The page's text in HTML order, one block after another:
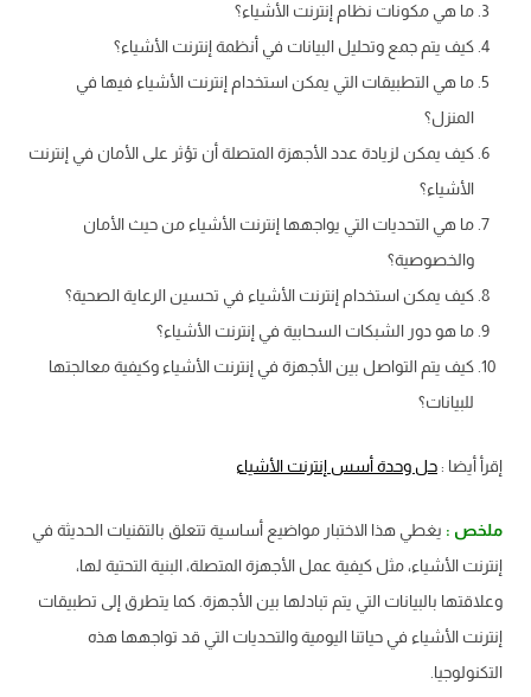
ما هي مكونات نظام إنترنت الأشياء؟
كيف يتم جمع وتحليل البيانات في أنظمة إنترنت الأشياء؟
ما هي التطبيقات التي يمكن استخدام إنترنت الأشياء فيها في
المنزل؟
كيف يمكن لزيادة عدد الأجهزة المتصلة أن تؤثر على الأمان في إنترنت
الأشياء؟
ما هي التحديات التي يواجهها إنترنت الأشياء من حيث الأمان
والخصوصية؟
كيف يمكن استخدام إنترنت الأشياء في تحسين الرعاية الصحية؟
ما هو دور الشبكات السحابية في إنترنت الأشياء؟
كيف يتم التواصل بين الأجهزة في إنترنت الأشياء وكيفية معالجتها
للبيانات؟
إقرأ أيضا :حل وحدة أسس إنترنت الأشياء
ملخص : يغطي هذا الاختبار مواضيع أساسية تتعلق بالتقنيات الحديثة في
إنترنت الأشياء، مثل كيفية عمل الأجهزة المتصلة، البنية التحتية لها،
وعلاقتها بالبيانات التي يتم تبادلها بين الأجهزة. كما يتطرق إلى تطبيقات
إنترنت الأشياء في حياتنا اليومية والتحديات التي قد تواجهها هذه
التكنولوجيا.